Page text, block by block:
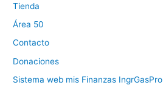
Tienda
Área 50
Contacto
Donaciones
Sistema web mis Finanzas IngrGasPro